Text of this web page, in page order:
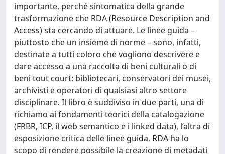
importante, perché sintomatica della grande
trasformazione che RDA (Resource Description and
Access) sta cercando di attuare. Le linee guida –
piuttosto che un insieme di norme – sono, infatti,
destinate a tutti coloro che vogliono descrivere e
dare accesso a una raccolta di beni culturali o di
beni tout court: bibliotecari, conservatori dei musei,
archivisti e operatori di qualsiasi altro settore
disciplinare. Il libro è suddiviso in due parti, una di
richiamo ai fondamenti teorici della catalogazione
(FRBR, ICP, il web semantico e i linked data), l’altra di
esposizione critica delle linee guida. RDA ha lo
scopo di rendere possibile la creazione di metadati